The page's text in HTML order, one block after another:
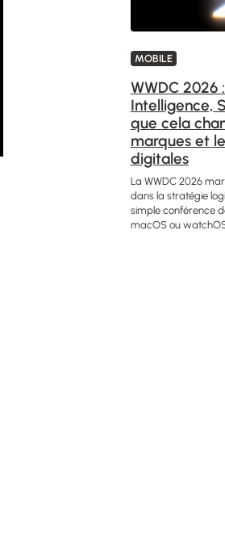
MOBILE
WWDC 2026
Intelligence,
que cela
marques et
digitales
La WWDC 2026
dans la stratégie
simple conférence
macOS ou